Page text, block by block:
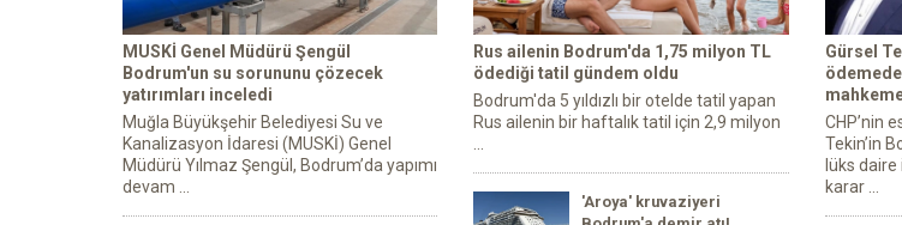
MUSKİ Genel Müdürü Şengül
Bodrum'un su sorununu çözecek
yatırımları inceledi
Muğla Büyükşehir Belediyesi Su ve
Kanalizasyon İdaresi (MUSKİ) Genel
Müdürü Yılmaz Şengül, Bodrum’da yapımı
devam ...
Rus ailenin Bodrum'da 1,75 milyon TL
ödediği tatil gündem oldu
Bodrum'da 5 yıldızlı bir otelde tatil yapan
Rus ailenin bir haftalık tatil için 2,9 milyon
'Aroya' kruvaziyeri
Gürsel
CHP’nin
Tekin’in
lüks daire
karar ...